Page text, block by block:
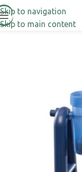
Skip to navigation
Skip to main content